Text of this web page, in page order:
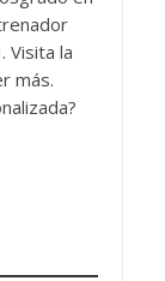
Visita la
más.